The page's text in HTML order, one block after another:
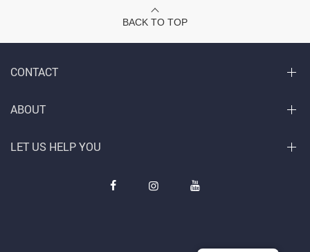
BACK TO TOP
CONTACT
ABOUT
LET US HELP YOU